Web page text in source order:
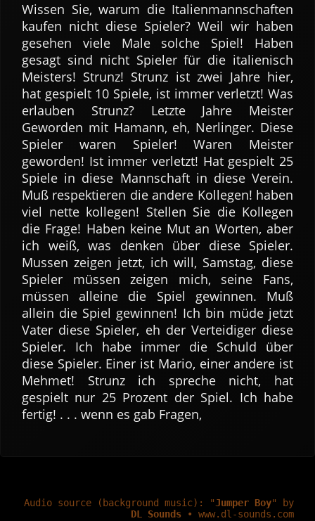
Wissen Sie, warum die Italienmannschaften
kaufen nicht diese Spieler? Weil wir haben
gesehen viele Male solche Spiel! Haben
gesagt sind nicht Spieler für die italienisch
Meisters! Strunz! Strunz ist zwei Jahre hier,
hat gespielt 10 Spiele, ist immer verletzt! Was
erlauben Strunz? Letzte Jahre Meister
Geworden mit Hamann, eh, Nerlinger. Diese
Spieler waren Spieler! Waren Meister
geworden! Ist immer verletzt! Hat gespielt 25
Spiele in diese Mannschaft in diese Verein.
Muß respektieren die andere Kollegen! haben
viel nette kollegen! Stellen Sie die Kollegen
die Frage! Haben keine Mut an Worten, aber
ich weiß, was denken über diese Spieler.
Mussen zeigen jetzt, ich will, Samstag, diese
Spieler müssen zeigen mich, seine Fans,
müssen alleine die Spiel gewinnen. Muß
allein die Spiel gewinnen! Ich bin müde jetzt
Vater diese Spieler, eh der Verteidiger diese
Spieler. Ich habe immer die Schuld über
diese Spieler. Einer ist Mario, einer andere ist
Mehmet! Strunz ich spreche nicht, hat
gespielt nur 25 Prozent der Spiel. Ich habe
fertig! . . . wenn es gab Fragen,
Audio source (background music): "Jumper Boy" by
DL Sounds • www.dl-sounds.com